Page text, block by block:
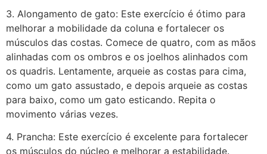
3. Alongamento de gato: Este exercício é ótimo para
melhorar a mobilidade da coluna e fortalecer os
músculos das costas. Comece de quatro, com as mãos
alinhadas com os ombros e os joelhos alinhados com
os quadris. Lentamente, arqueie as costas para cima,
como um gato assustado, e depois arqueie as costas
para baixo, como um gato esticando. Repita o
movimento várias vezes.
4. Prancha: Este exercício é excelente para fortalecer
os músculos do núcleo e melhorar a estabilidade.